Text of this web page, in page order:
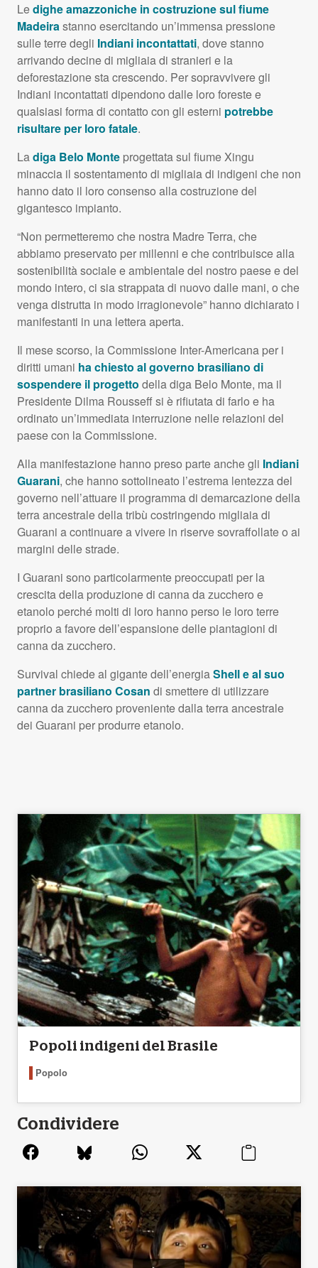
Ledighe amazzoniche in costruzione sul fiume
Madeirastanno esercitando un’immensa pressione
sulle terre degli Indiani incontattati, dove stanno
arrivando decine di migliaia di stranieri e la
deforestazione sta crescendo. Per sopravvivere gli
Indiani incontattati dipendono dalle loro foreste e
qualsiasi forma di contatto con gli esterni potrebbe
risultare per loro fatale.
Ladiga Belo Monte progettata sul fiume Xingu
minaccia il sostentamento di migliaia di indigeni che non
hanno dato il loro consenso alla costruzione del
gigantesco impianto.
“Non permetteremo che nostra Madre Terra, che
abbiamo preservato per millenni e che contribuisce alla
sostenibilità sociale e ambientale del nostro paese e del
mondo intero, ci sia strappata di nuovo dalle mani, o che
venga distrutta in modo irragionevole” hanno dichiarato i
manifestanti in una lettera aperta.
Il mese scorso, la Commissione Inter-Americana per i
diritti umani ha chiesto al governo brasiliano di
sospendere il progetto della diga Belo Monte, ma il
Presidente Dilma Rousseff si è rifiutata di farlo e ha
ordinato un’immediata interruzione nelle relazioni del
paese con la Commissione.
Alla manifestazione hanno preso parte anche gli Indiani
Guarani, che hanno sottolineato l’estrema lentezza del
governo nell’attuare il programma di demarcazione della
terra ancestrale della tribù costringendo migliaia di
Guarani a continuare a vivere in riserve sovraffollate o ai
margini delle strade.
I Guarani sono particolarmente preoccupati per la
crescita della produzione di canna da zucchero e
etanolo perché molti di loro hanno perso le loro terre
proprio a favore dell’espansione delle piantagioni di
canna da zucchero.
Survival chiede al gigante dell’energiaShell e al suo
partner brasiliano Cosan di smettere di utilizzare
canna da zucchero proveniente dalla terra ancestrale
dei Guarani per produrre etanolo.
Popoli indigeni del Brasile
Popolo
Condividere